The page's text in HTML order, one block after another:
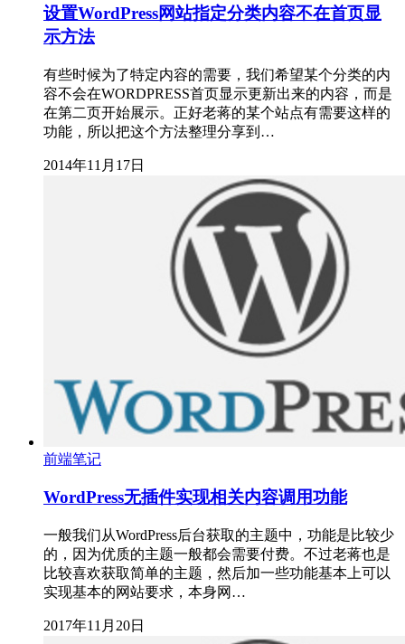
设置WordPress网站指定分类内容不在首页显
示方法
有些时候为了特定内容的需要，我们希望某个分类的内
容不会在WORDPRESS首页显示更新出来的内容，而是
在第二页开始展示。正好老蒋的某个站点有需要这样的
功能，所以把这个方法整理分享到…
2014年11月17日
前端笔记
WordPress无插件实现相关内容调用功能
一般我们从WordPress后台获取的主题中，功能是比较少
的，因为优质的主题一般都会需要付费。不过老蒋也是
比较喜欢获取简单的主题，然后加一些功能基本上可以
实现基本的网站要求，本身网…
2017年11月20日